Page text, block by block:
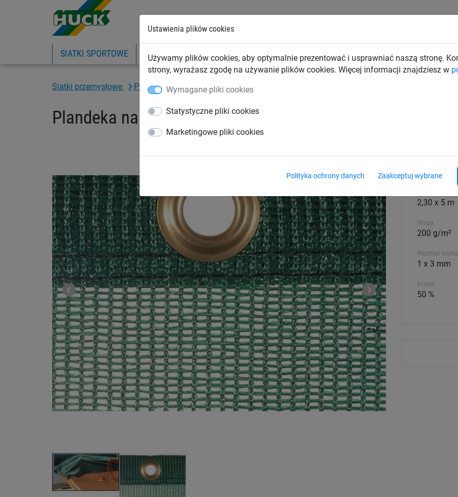
Ustawienia plików cookies
Używamy plików cookies, aby optymalnie prezentować i usprawniać naszą stronę.
strony, wyrażasz zgodę na używanie plików cookies. Więcej informacji znajdziesz w
Wymagane pliki cookies
Statystyczne pliki cookies
Marketingowe pliki cookies
Polityka ochrony danych Zaakceptuj wybrane
SIATKI SPORTOWE PIŁKOCHWYTY SIATKI PRZEMYSŁOWE SIATKI BUDOWLANE SIATKI
Siatki przemysłowe Plandeki zabezpieczające ładunek
Plandeka na kontenery, z linką (2,3 x 5 m)
tkanina
2,30 x 5 m
Waga
200 g/m²
Rozmiar oczka
1 x 3 mm
Krycie
50 %